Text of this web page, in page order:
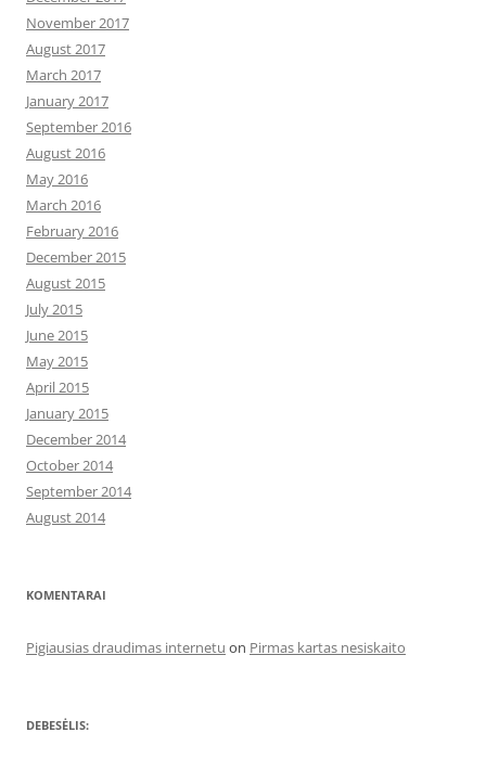
November 2017
August 2017
March 2017
January 2017
September 2016
August 2016
May 2016
March 2016
February 2016
December 2015
August 2015
July 2015
June 2015
May 2015
April 2015
January 2015
December 2014
October 2014
September 2014
August 2014
KOMENTARAI
Pigiausias draudimas internetu on Pirmas kartas nesiskaito
DEBESĖLIS: